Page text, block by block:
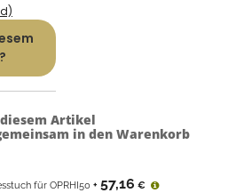
diesem Artikel
in den Warenkorb
für OPRHI50 + 57,16 €